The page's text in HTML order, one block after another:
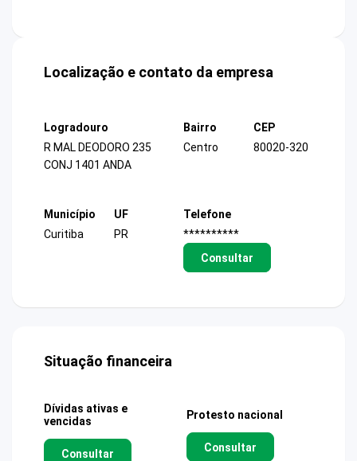
Localização e contato da empresa
Logradouro
R MAL DEODORO 235
CONJ 1401 ANDA
Bairro
Centro
CEP
80020-320
Município
Curitiba
UF
PR
Telefone
**********
Consultar
Situação financeira
Dívidas ativas e
vencidas
Consultar
Protesto nacional
Consultar